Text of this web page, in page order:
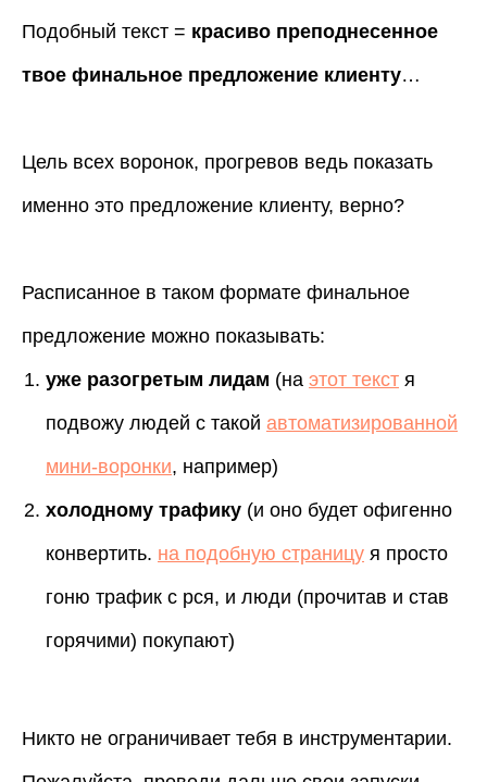
Подобный текст = красиво преподнесенное
твое финальное предложение клиенту…
Цель всех воронок, прогревов ведь показать
именно это предложение клиенту, верно?
Расписанное в таком формате финальное
предложение можно показывать:
уже разогретым лидам (на этот текст я
подвожу людей с такой автоматизированной
мини-воронки, например)
холодному трафику (и оно будет офигенно
конвертить. на подобную страницу я просто
гоню трафик с рся, и люди (прочитав и став
горячими) покупают)
Никто не ограничивает тебя в инструментарии.